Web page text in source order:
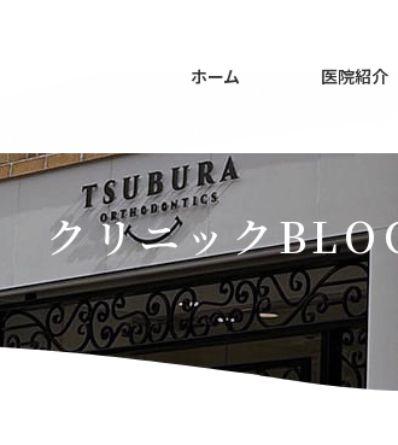
ホーム 医院紹介
クリニック